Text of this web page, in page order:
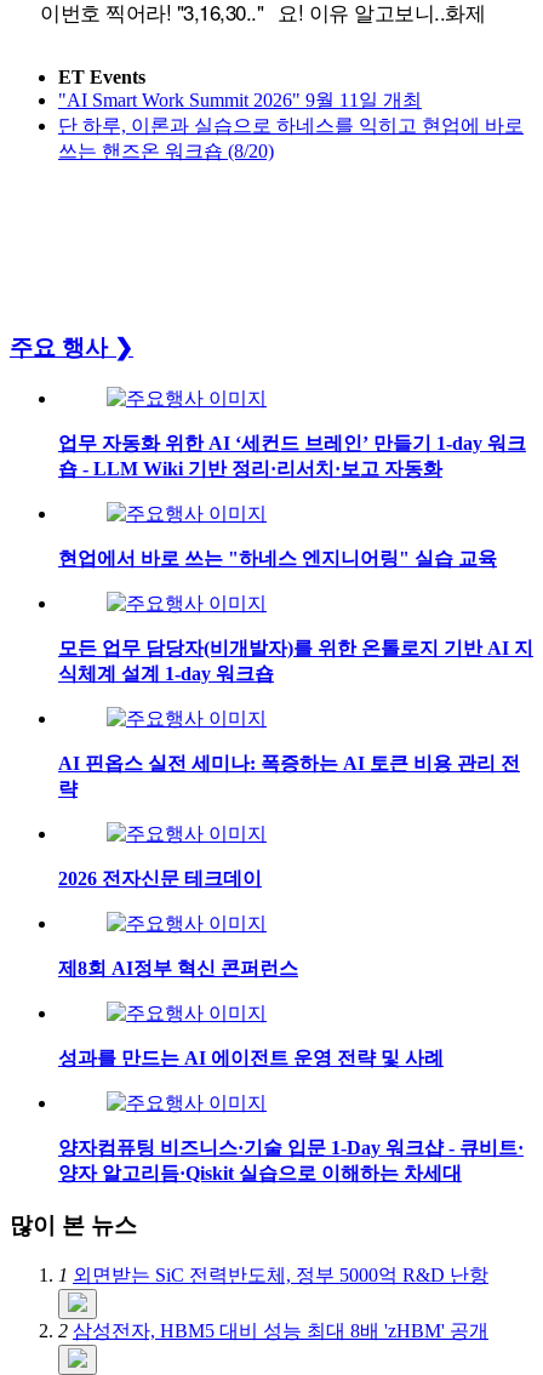
ET Events
"AI Smart Work Summit 2026" 9월 11일 개최
단 하루, 이론과 실습으로 하네스를 익히고 현업에 바로
쓰는 핸즈온 워크숍 (8/20)
주요 행사 ❯
업무 자동화 위한 AI ‘세컨드 브레인’ 만들기 1-day 워크
숍 - LLM Wiki 기반 정리·리서치·보고 자동화
현업에서 바로 쓰는 "하네스 엔지니어링" 실습 교육
모든 업무 담당자(비개발자)를 위한 온톨로지 기반 AI 지
식체계 설계 1-day 워크숍
AI 핀옵스 실전 세미나: 폭증하는 AI 토큰 비용 관리 전
략
2026 전자신문 테크데이
제8회 AI정부 혁신 콘퍼런스
성과를 만드는 AI 에이전트 운영 전략 및 사례
양자컴퓨팅 비즈니스·기술 입문 1-Day 워크샵 - 큐비트·
양자 알고리듬·Qiskit 실습으로 이해하는 차세대
많이 본 뉴스
1 외면받는 SiC 전력반도체, 정부 5000억 R&D 난항
2 삼성전자, HBM5 대비 성능 최대 8배 'zHBM' 공개